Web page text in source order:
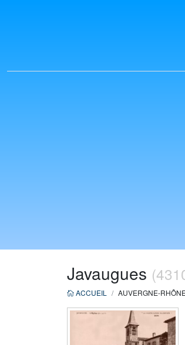
Javaugues
ACCUEIL AUVERGNE-